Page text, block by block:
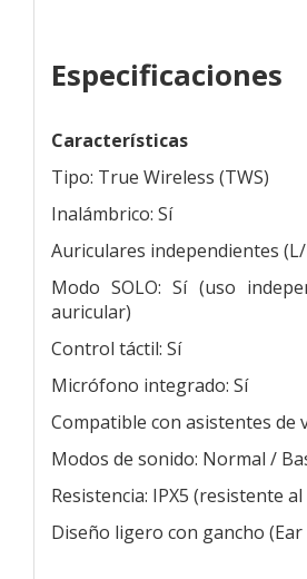
Especificaciones
Características
Tipo: True Wireless (TWS)
Inalámbrico: Sí
Auriculares independientes (L/
Modo SOLO: Sí (uso
auricular)
Control táctil: Sí
Micrófono integrado: Sí
Compatible con asistentes de
Modos de sonido: Normal /
Resistencia: IPX5 (resistente
Diseño ligero con gancho